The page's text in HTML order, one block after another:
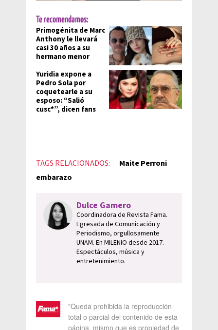
Te recomendamos:
Primogénita de Marc
Anthony le llevará
casi 30 años a su
hermano menor
Yuridia expone a
Pedro Sola por
coquetearle a su
esposo: “Salió
cusc*”, dicen fans
TAGS RELACIONADOS:
Maite Perroni
embarazo
Dulce Gamero
Coordinadora de Revista Fama.
Egresada de Comunicación y
Periodismo, orgullosamente
UNAM. En MILENIO desde 2017.
Espectáculos, música y
entretenimiento.
"Queda prohibida la reproducción
total o parcial del contenido de esta
página, mismo que es propiedad de